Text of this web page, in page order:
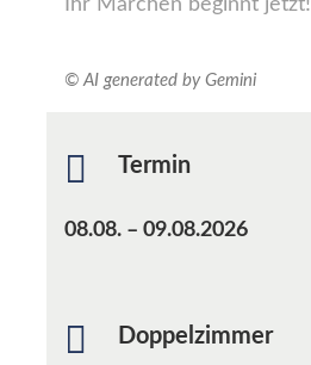
Ihr Märchen beginnt jetzt!
© AI generated by Gemini
Termin
08.08. – 09.08.2026
Doppelzimmer